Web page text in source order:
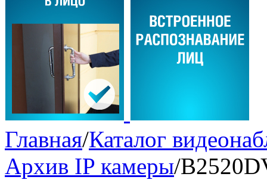
Главная/Каталог
Архив IP камеры/